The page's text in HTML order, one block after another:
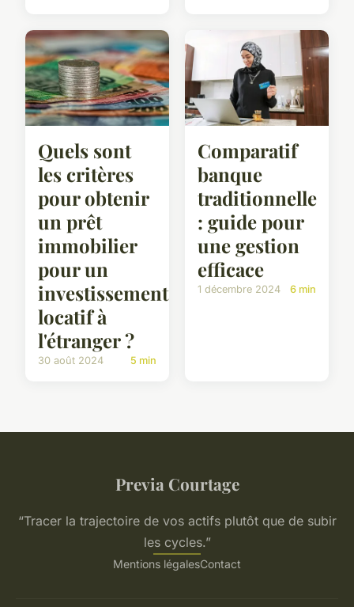
Quels sont
les critères
pour obtenir
un prêt
immobilier
pour un
investissement
locatif à
l'étranger ?
30 août 2024 5 min
Comparatif
banque
traditionnelle
: guide pour
une gestion
efficace
1 décembre 2024 6 min
Previa Courtage
“Tracer la trajectoire de vos actifs plutôt que de subir
les cycles.”
Mentions légalesContact